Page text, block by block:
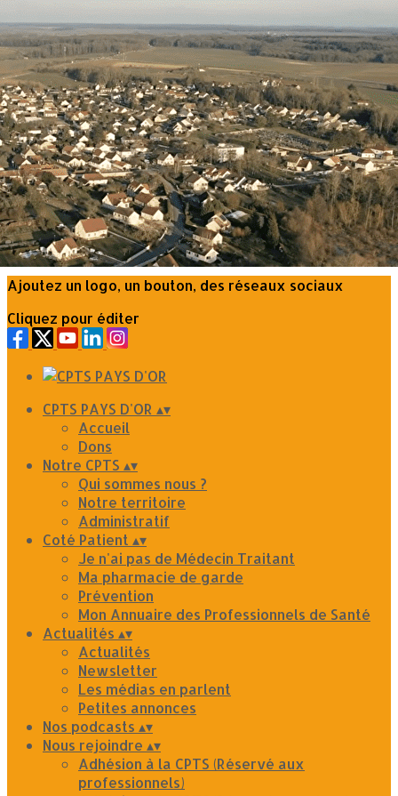
Exporter les lignes sélectionnées
Exporter toutes les colonnes
Exporter uniquement les colonnes affichées
Menu
?>
Images de la page d'accueil
Cliquez pour éditer
Ajoutez un logo, un bouton, des réseaux sociaux
Cliquez pour éditer
CPTS PAYS D'OR ▴▾
Accueil
Dons
Notre CPTS ▴▾
Qui sommes nous ?
Notre territoire
Administratif
Coté Patient ▴▾
Je n'ai pas de Médecin Traitant
Ma pharmacie de garde
Prévention
Mon Annuaire des Professionnels de Santé
Actualités ▴▾
Actualités
Newsletter
Les médias en parlent
Petites annonces
Nos podcasts ▴▾
Nous rejoindre ▴▾
Adhésion à la CPTS (Réservé aux
professionnels)